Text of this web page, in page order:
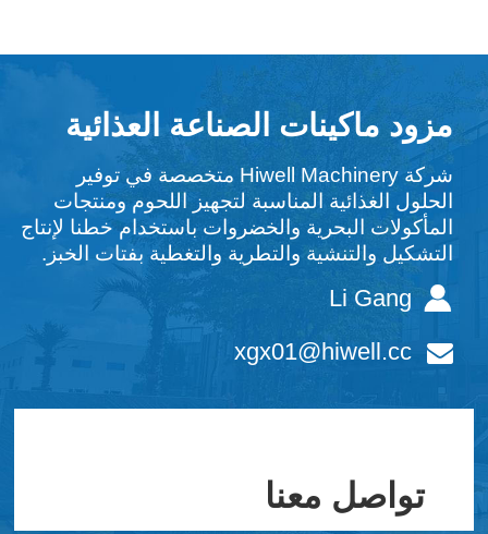
مزود ماكينات الصناعة العذائية
شركة Hiwell Machinery متخصصة في توفير
الحلول الغذائية المناسبة لتجهيز اللحوم ومنتجات
المأكولات البحرية والخضروات باستخدام خطنا لإنتاج
التشكيل والتنشية والتطرية والتغطية بفتات الخبز.
Li Gang
xgx01@hiwell.cc
تواصل معنا